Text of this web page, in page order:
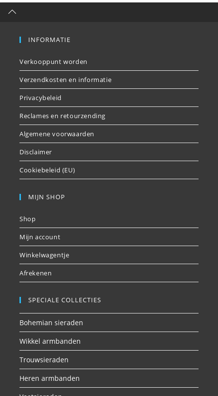
INFORMATIE
Verkooppunt worden
Verzendkosten en informatie
Privacybeleid
Reclames en retourzending
Algemene voorwaarden
Disclaimer
Cookiebeleid (EU)
MIJN SHOP
Shop
Mijn account
Winkelwagentje
Afrekenen
SPECIALE COLLECTIES
Bohemian sieraden
Wikkel armbanden
Trouwsieraden
Heren armbanden